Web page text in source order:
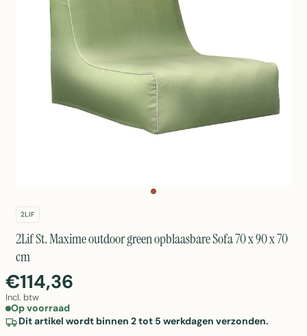
2LIF
2Lif St. Maxime outdoor green opblaasbare Sofa 70 x 90 x 70
cm
€114,36
Incl. btw
Op voorraad
Dit artikel wordt binnen 2 tot 5 werkdagen verzonden.